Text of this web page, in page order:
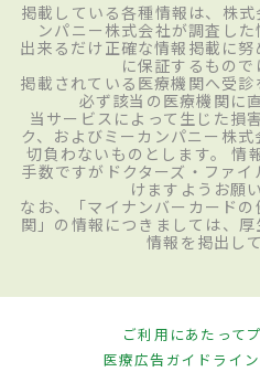
掲載している各種情報は、株
ンパニー株式会社が調査した
出来るだけ正確な情報掲載に
に保証するもので
掲載されている医療機関へ受
必ず該当の医療機関に
当サービスによって生じた損
ク、およびミーカンパニー株
切負わないものとします。 情
手数ですがドクターズ・ファ
けますようお願
なお、「マイナンバーカード
関」の情報につきましては、厚
情報を掲出し
ご利用にあたって
医療広告ガイドライ